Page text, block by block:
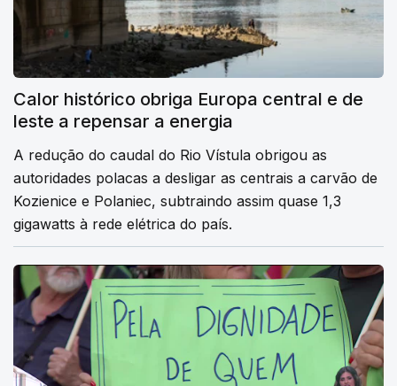
Calor histórico obriga Europa central e de
leste a repensar a energia
A redução do caudal do Rio Vístula obrigou as
autoridades polacas a desligar as centrais a carvão de
Kozienice e Polaniec, subtraindo assim quase 1,3
gigawatts à rede elétrica do país.